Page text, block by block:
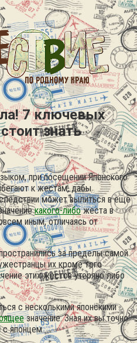
7 ключевых
знать
при посещении Японского
к жестам, дабы
может вылиться в ещё
какого-либожеста в
иным, отличаясь от
за пределы самой
их кроме того
этих жестов утеряно либо
с несколькими японскими
значение. Зная их вы точно
с японцем.